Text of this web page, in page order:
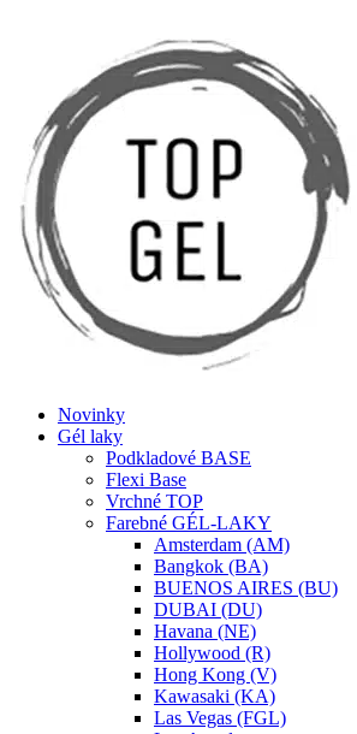
Novinky
Gél laky
Podkladové BASE
Flexi Base
Vrchné TOP
Farebné GÉL-LAKY
Amsterdam (AM)
Bangkok (BA)
BUENOS AIRES (BU)
DUBAI (DU)
Havana (NE)
Hollywood (R)
Hong Kong (V)
Kawasaki (KA)
Las Vegas (FGL)